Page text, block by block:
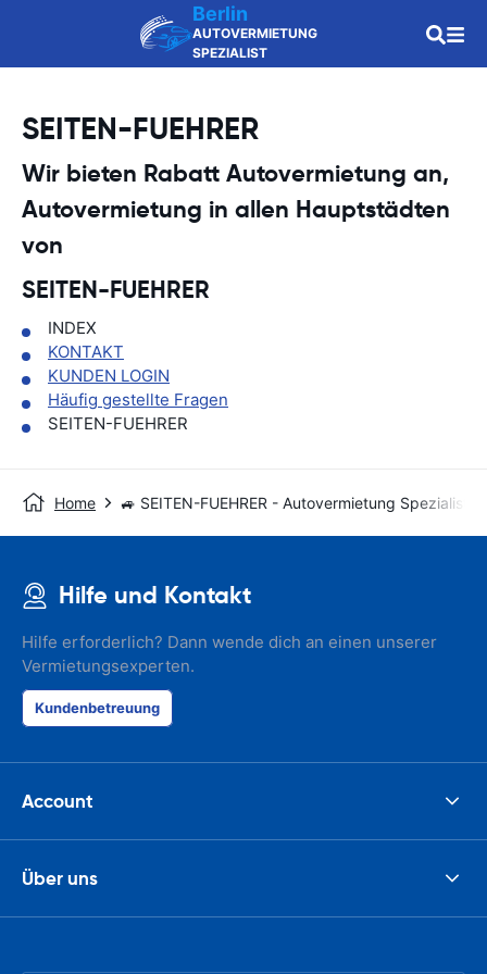
Berlin
AUTOVERMIETUNG
SPEZIALIST
SEITEN-FUEHRER
Wir bieten Rabatt Autovermietung an,
Autovermietung in allen Hauptstädten
von
SEITEN-FUEHRER
INDEX
KONTAKT
KUNDEN LOGIN
Häufig gestellte Fragen
SEITEN-FUEHRER
Home 🚙 SEITEN-FUEHRER - Autovermietung Spezialist
Hilfe und Kontakt
Hilfe erforderlich? Dann wende dich an einen unserer
Vermietungsexperten.
Kundenbetreuung
Account
Über uns